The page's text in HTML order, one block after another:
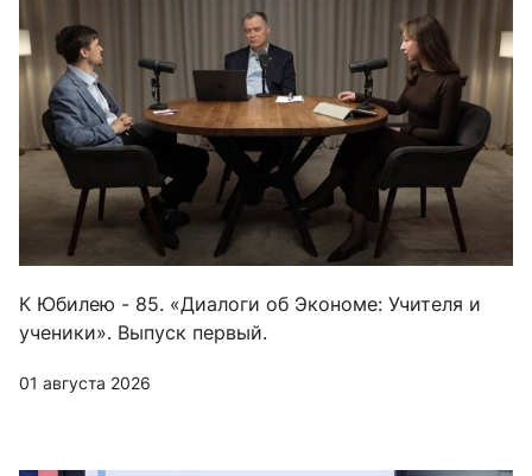
К Юбилею - 85. «Диалоги об Экономе: Учителя и
ученики». Выпуск первый.
01 августа 2026